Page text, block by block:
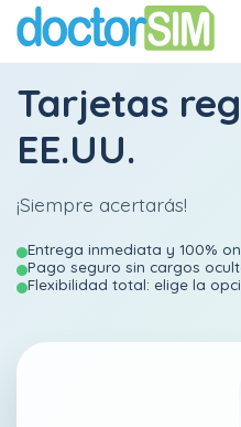
Tarjetas
EE.UU.
¡Siempre acertarás!
Entrega inmediata y 100%
Pago seguro sin cargos
Flexibilidad total: elige la